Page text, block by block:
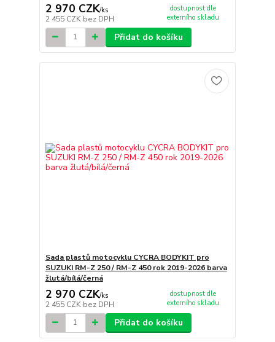
2 970 CZK/ks
2 455 CZK bez DPH
dostupnost dle
externího skladu
Přidat do košíku
Sada plastů motocyklu CYCRA BODYKIT pro
SUZUKI RM-Z 250 / RM-Z 450 rok 2019-2026 barva
žlutá/bílá/černá
2 970 CZK/ks
2 455 CZK bez DPH
dostupnost dle
externího skladu
Přidat do košíku